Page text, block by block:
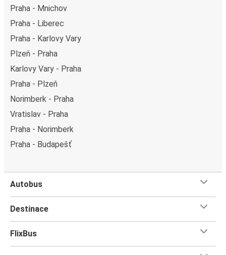
Praha - Mnichov
Praha - Liberec
Praha - Karlovy Vary
Plzeň - Praha
Karlovy Vary - Praha
Praha - Plzeň
Norimberk - Praha
Vratislav - Praha
Praha - Norimberk
Praha - Budapešť
Autobus
Destinace
FlixBus